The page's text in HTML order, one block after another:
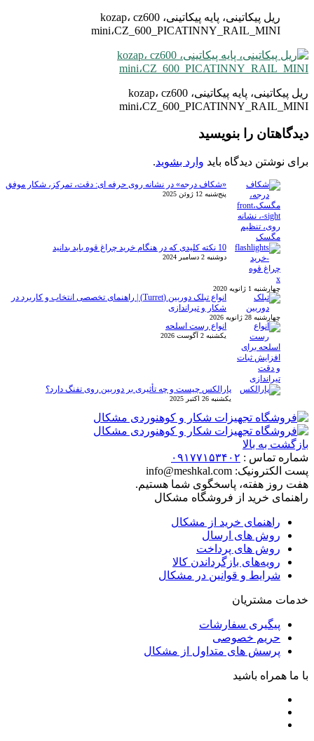
ریل پیکاتینی، پایه پیکاتینی، kozap، cz600
mini،CZ_600_PICATINNY_RAIL_MINI
ریل پیکاتینی، پایه پیکاتینی، kozap، cz600
mini،CZ_600_PICATINNY_RAIL_MINI
دیدگاهتان را بنویسید
برای نوشتن دیدگاه باید وارد بشوید.
«شکاف درجه» در نشانه روی حرفه ای: دقت، تمرکز، شکار موفق
پنج‌شنبه 12 ژوئن 2025
10 نکته کلیدی که در هنگام خرید چراغ قوه باید بدانید
دوشنبه 2 دسامبر 2024
x
چهارشنبه 1 ژانویه 2020
انواع تبلک دوربین (Turret) | راهنمای تخصصی انتخاب و کاربرد در
شکار و تیراندازی
چهارشنبه 28 ژانویه 2026
انواع رست اسلحه
یکشنبه 2 آگوست 2026
پارالکس چیست و چه تأثیری بر دوربین روی تفنگ دارد؟
یکشنبه 26 اکتبر 2025
بازگشت به بالا
شماره تماس : ۰۹۱۷۷۱۵۳۴۰۲
پست الکترونیک: info@meshkal.com
هفت روز هفته، پاسخگوی شما هستیم.
راهنمای خرید از فروشگاه مشکال
راهنمای خرید از مشکال
روش های ارسال
روش های پرداخت
رویه‌های بازگرداندن کالا
شرایط و قوانین در مشکال
خدمات مشتریان
پیگیری سفارشات
حریم خصوصی
پرسش های متداول از مشکال
با ما همراه باشید